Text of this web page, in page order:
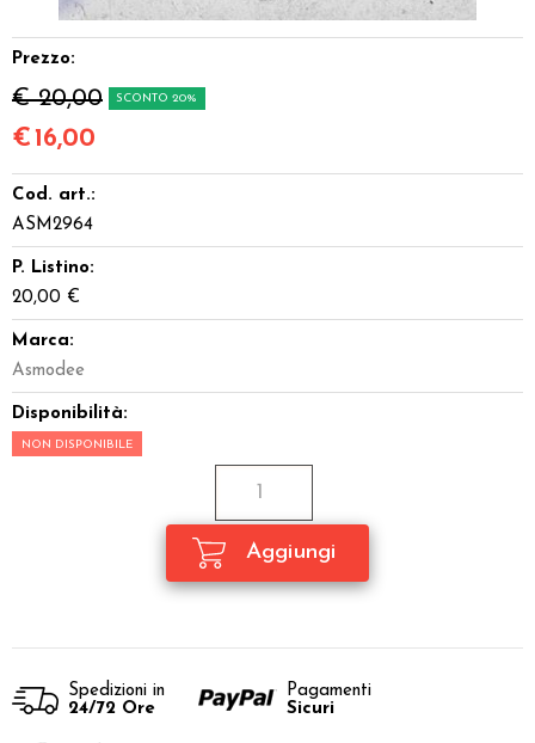
Giocattoli e Gadget
Prezzo:
€ 20,00 SCONTO 20%
€ 16,00
Cod. art.:
ASM2964
P. Listino:
20,00 €
Marca:
Asmodee
Disponibilità:
NON DISPONIBILE
Spedizioni in
24/72 Ore
Pagamenti
Sicuri